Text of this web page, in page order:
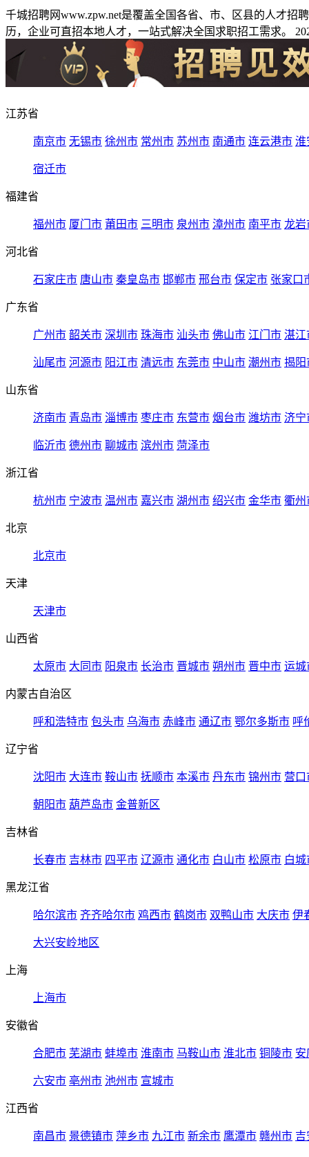
千城招聘网www.zpw.net是覆盖全国各省、市、区县的人才
历，企业可直招本地人才，一站式解决全国求职招工需求。
江苏省
南京市 无锡市 徐州市 常州市 苏州市 南通市 连云港市 淮
宿迁市
福建省
福州市 厦门市 莆田市 三明市 泉州市 漳州市 南平市 龙岩
河北省
石家庄市 唐山市 秦皇岛市 邯郸市 邢台市 保定市 张家口
广东省
广州市 韶关市 深圳市 珠海市 汕头市 佛山市 江门市 湛江
汕尾市 河源市 阳江市 清远市 东莞市 中山市 潮州市 揭阳
山东省
济南市 青岛市 淄博市 枣庄市 东营市 烟台市 潍坊市 济宁
临沂市 德州市 聊城市 滨州市 菏泽市
浙江省
杭州市 宁波市 温州市 嘉兴市 湖州市 绍兴市 金华市 衢州
北京
北京市
天津
天津市
山西省
太原市 大同市 阳泉市 长治市 晋城市 朔州市 晋中市 运城
内蒙古自治区
呼和浩特市 包头市 乌海市 赤峰市 通辽市 鄂尔多斯市 呼
辽宁省
沈阳市 大连市 鞍山市 抚顺市 本溪市 丹东市 锦州市 营口
朝阳市 葫芦岛市 金普新区
吉林省
长春市 吉林市 四平市 辽源市 通化市 白山市 松原市 白城
黑龙江省
哈尔滨市 齐齐哈尔市 鸡西市 鹤岗市 双鸭山市 大庆市 伊
大兴安岭地区
上海
上海市
安徽省
合肥市 芜湖市 蚌埠市 淮南市 马鞍山市 淮北市 铜陵市 安
六安市 亳州市 池州市 宣城市
江西省
南昌市 景德镇市 萍乡市 九江市 新余市 鹰潭市 赣州市 吉